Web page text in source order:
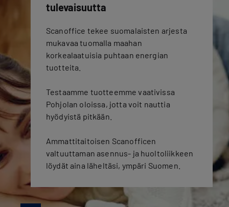
tulevaisuutta
Scanoffice tekee suomalaisten arjesta
mukavaa tuomalla maahan
korkealaatuisia puhtaan energian
tuotteita.
Testaamme tuotteemme vaativissa
Pohjolan oloissa, jotta voit nauttia
hyödyistä pitkään.
Ammattitaitoisen Scanofficen
valtuuttaman asennus- ja huoltoliikkeen
löydät aina läheltäsi, ympäri Suomen.